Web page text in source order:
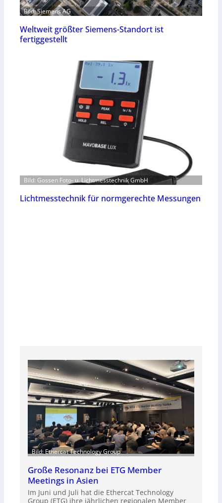
Bild: Siemens AG
Weltweit größter Siemens-Standort ist
fertiggestellt
Bild: Gossen Foto- u. Lichtmesstechnik GmbH
Lichtmesstechnik für normgerechte Messungen
Bild: Ethercat Technology Group
Große Resonanz bei ETG Member
Meetings in Asien
Im Juni und Juli hat die Ethercat Technology
Group (ETG) ihre jährlichen regionalen Member